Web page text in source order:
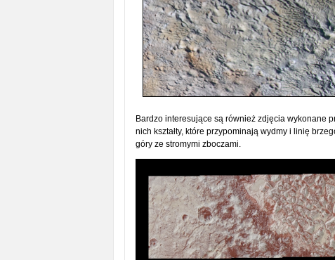
Bardzo interesujące są również zdjęcia wykonane
nich kształty, które przypominają wydmy i linię
góry ze stromymi zboczami.